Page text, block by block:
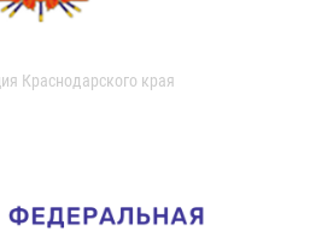
Краснодарского края